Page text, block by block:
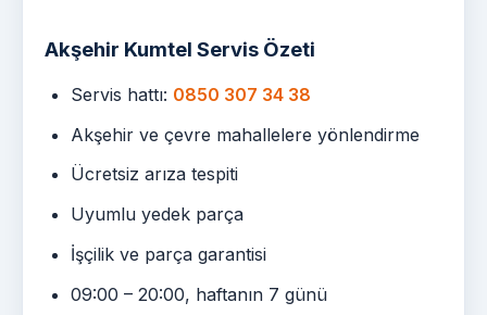
Akşehir Kumtel Servis Özeti
Servis hattı: 0850 307 34 38
Akşehir ve çevre mahallelere yönlendirme
Ücretsiz arıza tespiti
Uyumlu yedek parça
İşçilik ve parça garantisi
09:00 – 20:00, haftanın 7 günü